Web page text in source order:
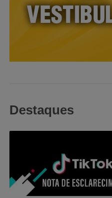
ponto! Aqui você só aprende
+
Destaques